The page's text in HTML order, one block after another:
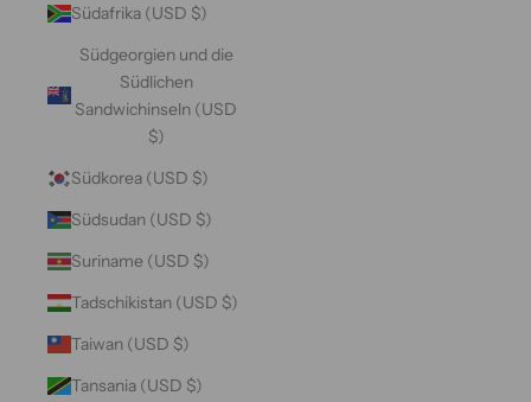
Südafrika (USD $)
Südgeorgien und die
Südlichen
Sandwichinseln (USD
$)
Südkorea (USD $)
Südsudan (USD $)
Suriname (USD $)
Tadschikistan (USD $)
Taiwan (USD $)
Tansania (USD $)